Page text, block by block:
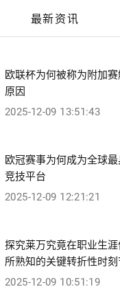
最新资讯
欧联杯为何被称为附加
原因
2025-12-09 13:51:43
欧冠赛事为何成为全球
竞技平台
2025-12-09 12:21:21
探究莱万究竟在职业生
所熟知的关键转折性时刻
2025-12-09 10:51:19